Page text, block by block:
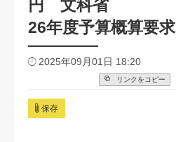
円 文科省
26年度予算概算要求
2025年09月01日 18:20
リンクをコピー
保存